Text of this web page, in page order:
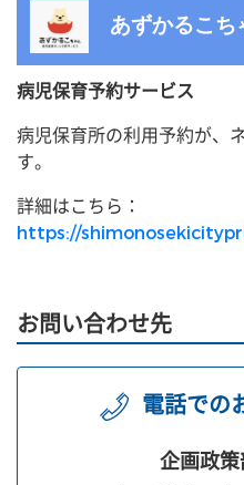
あずかるこち
病児保育予約サービス
病児保育所の利用予約が、
す。
詳細はこちら：
https://
お問い合わせ先
電話での
企画政